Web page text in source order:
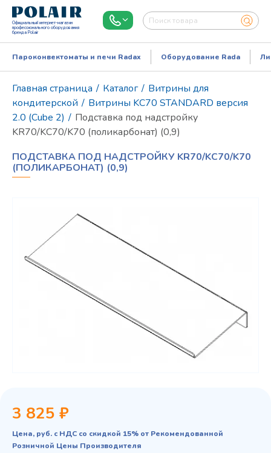
Официальный интернет-магазин
профессионального оборудования
бренда Polair
Пароконвектоматы и печи Radax Оборудование Rada
Главная страница / Каталог / Витрины для
кондитерской / Витрины KC70 STANDARD версия
2.0 (Cube 2) / Подставка под надстройку
KR70/KC70/K70 (поликарбонат) (0,9)
ПОДСТАВКА ПОД НАДСТРОЙКУ KR70/KC70/K70
(ПОЛИКАРБОНАТ) (0,9)
3 825 ₽
Цена, руб. с НДС со скидкой 15% от Рекомендованной
Розничной Цены Производителя